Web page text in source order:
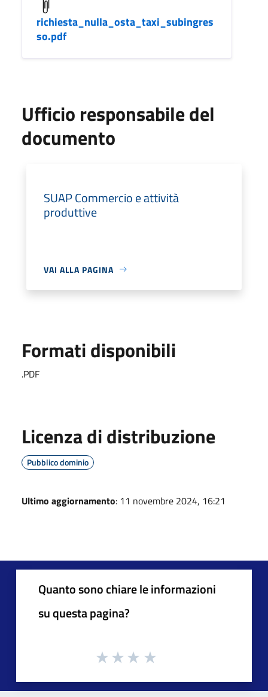
richiesta_nulla_osta_taxi_subingres
so.pdf
Ufficio responsabile del
documento
SUAP Commercio e attività
produttive
VAI ALLA PAGINA
Formati disponibili
.PDF
Licenza di distribuzione
Pubblico dominio
Ultimo aggiornamento: 11 novembre 2024, 16:21
Quanto sono chiare le informazioni
su questa pagina?